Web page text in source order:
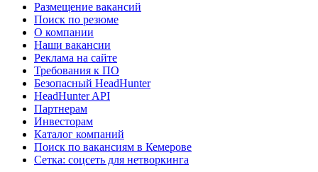
Размещение вакансий
Поиск по резюме
О компании
Наши вакансии
Реклама на сайте
Требования к ПО
Безопасный HeadHunter
HeadHunter API
Партнерам
Инвесторам
Каталог компаний
Поиск по вакансиям в Кемерове
Сетка: соцсеть для нетворкинга